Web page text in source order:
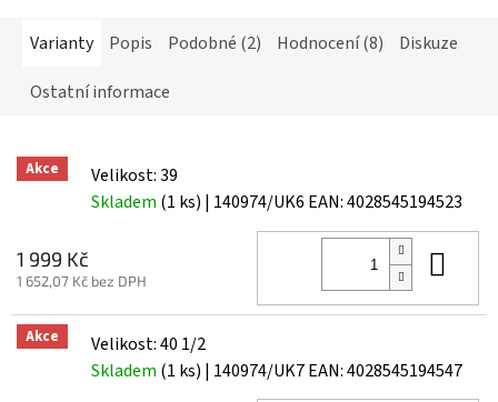
Varianty Popis Podobné (2) Hodnocení (8)
Diskuze
Ostatní informace
Akce
Velikost: 39
Skladem (1 ks) | 140974/UK6 EAN:4028545194523
1 999 Kč
1 652,07 Kč bez DPH
Akce
Velikost: 40 1/2
Skladem (1 ks) | 140974/UK7EAN:4028545194547